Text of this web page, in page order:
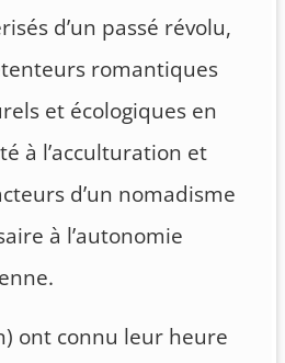
d’un passé révolu,
romantiques
et écologiques en
à l’acculturation et
d’un nomadisme
à l’autonomie
ont connu leur heure